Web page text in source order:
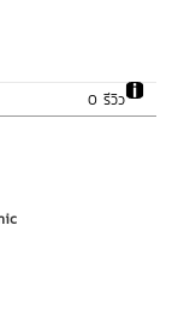
0 รีวิว